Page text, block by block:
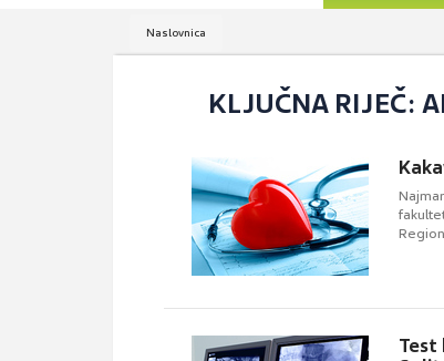
Naslovnica
KLJUČNA RIJEČ:
Test